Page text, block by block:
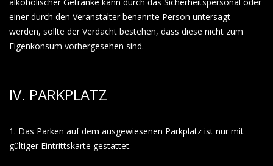
einer durch den Veranstalter benannte Person untersagt
werden, sollte der Verdacht bestehen, dass diese nicht zum
Eigenkonsum vorhergesehen sind.
IV. PARKPLATZ
1. Das Parken auf dem ausgewiesenen Parkplatz ist nur mit
gültiger Eintrittskarte gestattet.